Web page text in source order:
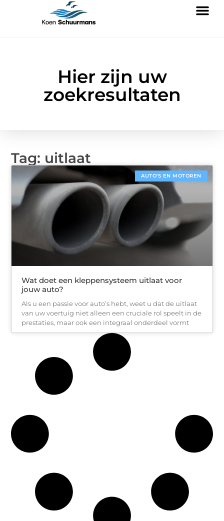
Hier zijn uw
zoekresultaten
Tag: uitlaat
AUTO'S EN MOTOREN
Wat doet een kleppensysteem uitlaat voor
jouw auto?
Als u een passie voor auto’s hebt, weet u dat de uitlaat
van uw voertuig niet alleen een cruciale rol speelt in de
prestaties, maar ook een integraal onderdeel vormt